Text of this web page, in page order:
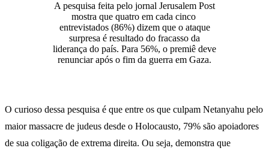
A pesquisa feita pelo jornal Jerusalem Post
mostra que quatro em cada cinco
entrevistados (86%) dizem que o ataque
surpresa é resultado do fracasso da
liderança do país. Para 56%, o premiê deve
renunciar após o fim da guerra em Gaza.
O curioso dessa pesquisa é que entre os que culpam Netanyahu pelo
maior massacre de judeus desde o Holocausto, 79% são apoiadores
de sua coligação de extrema direita. Ou seja, demonstra que